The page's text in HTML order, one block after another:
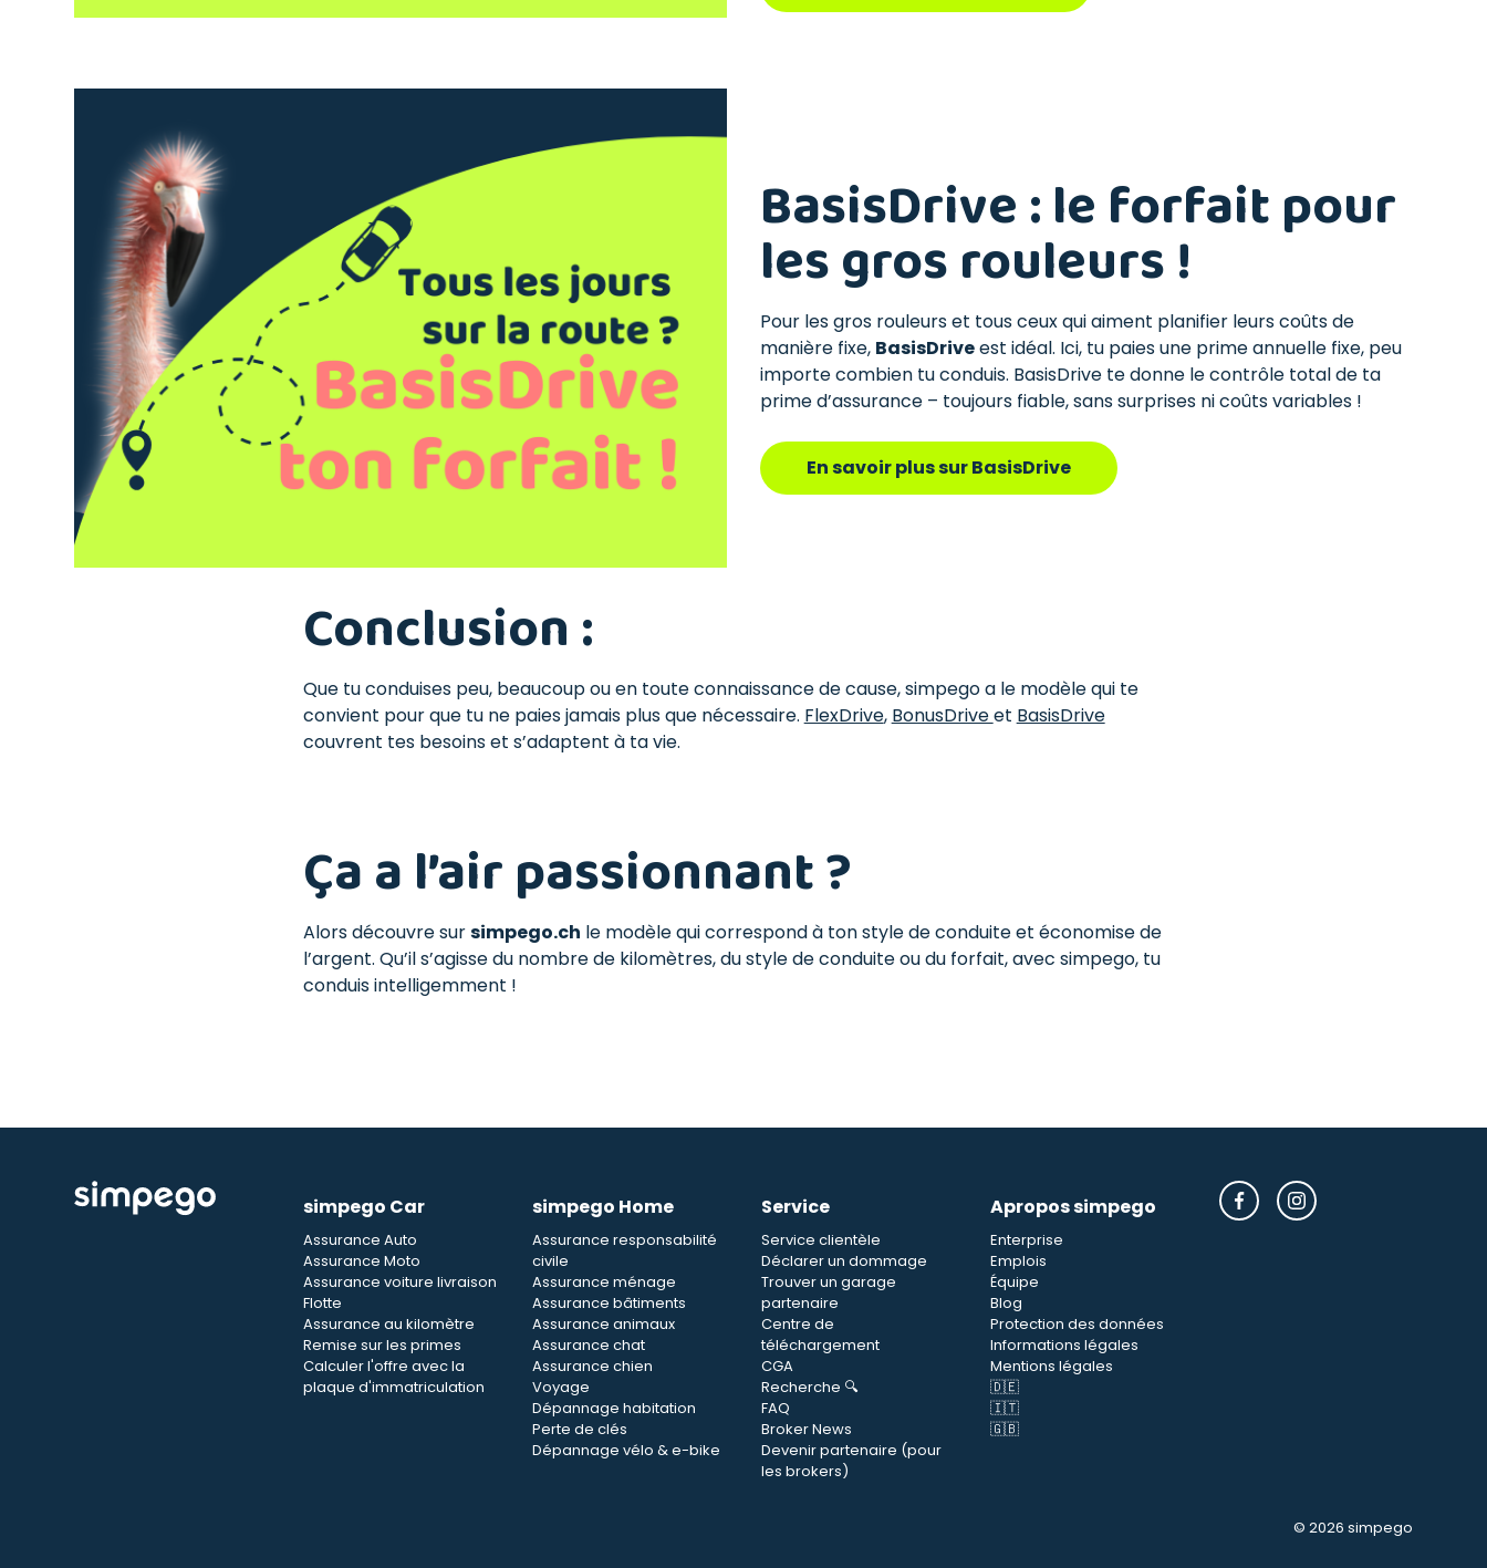
BasisDrive : le forfait pour
les gros rouleurs !
Pour les gros rouleurs et tous ceux qui aiment planifier leurs coûts de
manière fixe, BasisDriveest idéal. Ici, tu paies une prime annuelle fixe, peu
importe combien tu conduis. BasisDrive te donne le contrôle total de ta
prime d’assurance – toujours fiable, sans surprises ni coûts variables !
En savoir plus sur BasisDrive
Conclusion :
Que tu conduises peu, beaucoup ou en toute connaissance de cause, simpego a le modèle qui te
convient pour que tu ne paies jamais plus que nécessaire. FlexDrive, BonusDriveet BasisDrive
couvrent tes besoins et s’adaptent à ta vie.
Ça a l’air passionnant ?
Alors découvre sursimpego.ch le modèle qui correspond à ton style de conduite et économise de
l’argent. Qu’il s’agisse du nombre de kilomètres, du style de conduite ou du forfait, avec simpego, tu
conduis intelligemment !
simpego Car
Assurance Auto
Assurance Moto
Assurance voiture livraison
Flotte
Assurance au kilomètre
Remise sur les primes
Calculer l'offre avec la
plaque d'immatriculation
simpego Home
Assurance responsabilité
civile
Assurance ménage
Assurance bâtiments
Assurance animaux
Assurance chat
Assurance chien
Voyage
Dépannage habitation
Perte de clés
Dépannage vélo & e-bike
Service
Service clientèle
Déclarer un dommage
Trouver un garage
partenaire
Centre de
téléchargement
CGA
Recherche 🔍
FAQ
Broker News
Devenir partenaire (pour
les brokers)
Apropos simpego
Enterprise
Emplois
Équipe
Blog
Protection des données
Informations légales
Mentions légales
🇩🇪
🇮🇹
🇬🇧
© 2026 simpego